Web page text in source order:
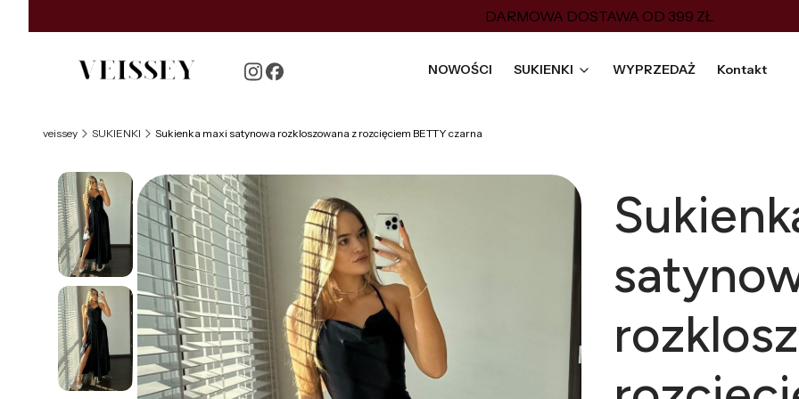
DARMOWA DOSTAWA OD 399 ZŁ
NOWOŚCI SUKIENKI WYPRZEDAŻ Kontakt
veissey SUKIENKI Sukienka maxi satynowa rozkloszowana z rozcięciem BETTY czarna